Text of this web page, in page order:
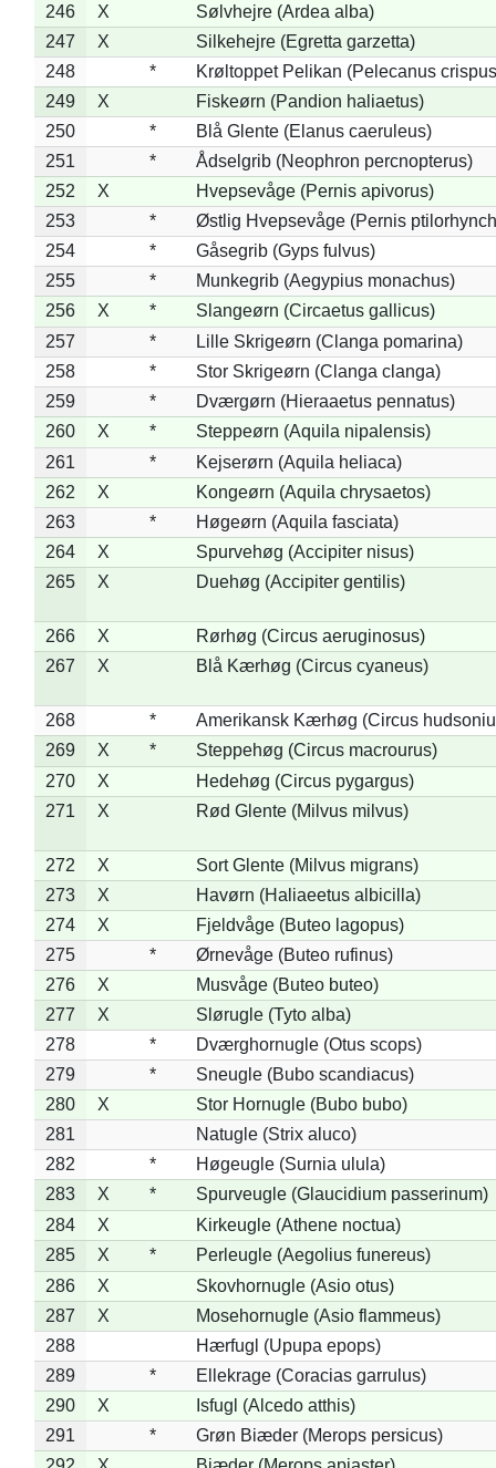
246
X
Sølvhejre (Ardea alba)
247
X
Silkehejre (Egretta garzetta)
248
*
Krøltoppet Pelikan (Pelecanus
249
X
Fiskeørn (Pandion haliaetus)
250
*
Blå Glente (Elanus caeruleus)
251
*
Ådselgrib (Neophron percnopterus)
252
X
Hvepsevåge (Pernis apivorus)
253
*
Østlig Hvepsevåge (Pernis
254
*
Gåsegrib (Gyps fulvus)
255
*
Munkegrib (Aegypius monachus)
256
X *
Slangeørn (Circaetus gallicus)
257
*
Lille Skrigeørn (Clanga pomarina)
258
*
Stor Skrigeørn (Clanga clanga)
259
*
Dværgørn (Hieraaetus pennatus)
260
X *
Steppeørn (Aquila nipalensis)
261
*
Kejserørn (Aquila heliaca)
262
X
Kongeørn (Aquila chrysaetos)
263
*
Høgeørn (Aquila fasciata)
264
X
Spurvehøg (Accipiter nisus)
265
X Duehøg (Accipiter gentilis)
266 X
Rørhøg (Circus aeruginosus)
267
X Blå Kærhøg (Circus cyaneus)
268 *
Amerikansk Kærhøg (Circus
269
X *
Steppehøg (Circus macrourus)
270
X
Hedehøg (Circus pygargus)
271
X Rød Glente (Milvus milvus)
272 X
Sort Glente (Milvus migrans)
273
X
Havørn (Haliaeetus albicilla)
274
X
Fjeldvåge (Buteo lagopus)
275
*
Ørnevåge (Buteo rufinus)
276
X
Musvåge (Buteo buteo)
277
X
Slørugle (Tyto alba)
278
*
Dværghornugle (Otus scops)
279
*
Sneugle (Bubo scandiacus)
280
X
Stor Hornugle (Bubo bubo)
281
Natugle (Strix aluco)
282
*
Høgeugle (Surnia ulula)
283
X *
Spurveugle (Glaucidium passerinum)
284
X
Kirkeugle (Athene noctua)
285
X *
Perleugle (Aegolius funereus)
286
X
Skovhornugle (Asio otus)
287
X
Mosehornugle (Asio flammeus)
288
Hærfugl (Upupa epops)
289
*
Ellekrage (Coracias garrulus)
290
X
Isfugl (Alcedo atthis)
291
*
Grøn Biæder (Merops persicus)